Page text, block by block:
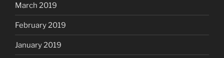
March 2019
February 2019
January 2019